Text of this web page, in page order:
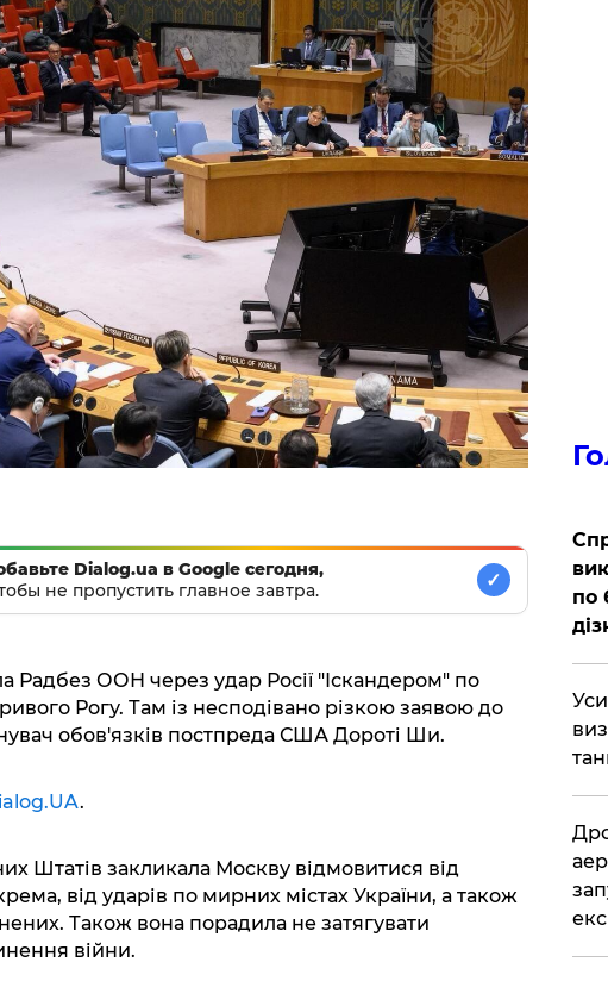
Dialog.ua в Google сегодня,
не пропустить главное завтра.
✓
Радбез ООН через удар Росії "Іскандером" по
Рогу. Там із несподівано різкою заявою до
обов'язків постпреда США Дороті Ши.
.
Штатів закликала Москву відмовитися від
від ударів по мирних містах України, а також
Також вона порадила не затягувати
війни.
по